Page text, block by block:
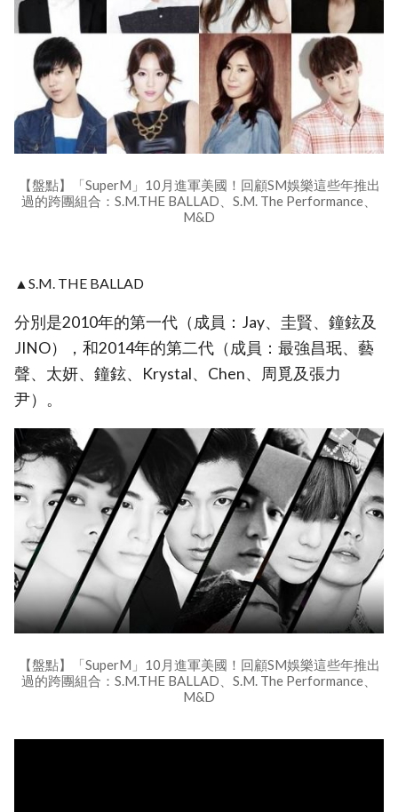
【盤點】「SuperM」10月進軍美國！回顧SM娛樂這些年推出
過的跨團組合：S.M.THE BALLAD、S.M. The Performance、
M&D
▲S.M. THE BALLAD
分別是2010年的第一代（成員：Jay、圭賢、鐘鉉及
JINO），和2014年的第二代（成員：最強昌珉、藝
聲、太妍、鐘鉉、Krystal、Chen、周覓及張力
尹）。
【盤點】「SuperM」10月進軍美國！回顧SM娛樂這些年推出
過的跨團組合：S.M.THE BALLAD、S.M. The Performance、
M&D